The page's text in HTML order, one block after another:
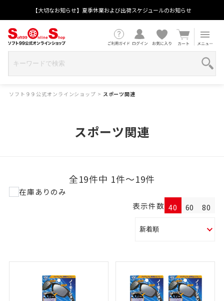
【大切なお知らせ】夏季休業および出荷スケジュールのお知らせ
ソフト９９公式オンラインショップ > スポーツ関連
スポーツ関連
全19件中 1件～19件
在庫ありのみ
表示件数 40 60 80